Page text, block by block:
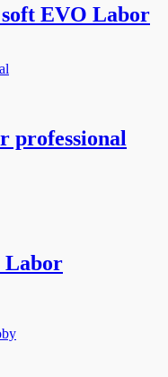
EVO Labor
professional
Labor